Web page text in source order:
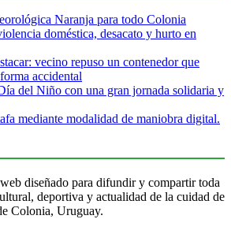
Naranja para todo Colonia
doméstica, desacato y hurto en
vecino repuso un contenedor que
accidental
del Niño con una gran jornada solidaria y
mediante modalidad de maniobra digital.
diseñado para difundir y compartir toda
deportiva y actualidad de la cuidad de
Colonia, Uruguay.